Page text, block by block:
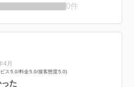
0件
4月
ス 5.0 料金5.0 接客態度5.0
た